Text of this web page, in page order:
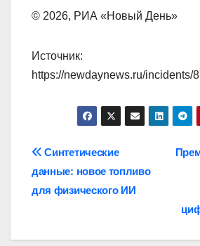
© 2026, РИА «Новый День»
Источник:
https://newdaynews.ru/incidents/
Навигация
по
Синтетические
данные: новое топливо
для физического ИИ